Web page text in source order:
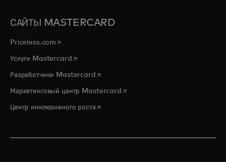
САЙТЫ MASTERCARD
Priceless.com opens in a new tab
Услуги Mastercardopens in a new tab
Разработчики Mastercardopens in a new tab
Маркетинговый центр Mastercardopens in a new tab
Центр инклюзивного ростаopens in a new tab